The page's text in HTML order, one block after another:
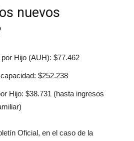
nuevos
Hijo (AUH): $77.462
$252.238
Hijo: $38.731 (hasta ingresos
Oficial, en el caso de la